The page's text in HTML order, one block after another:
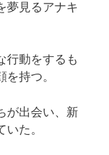
夢見るアナキ
行動をするも
持つ。
が出会い、新
た。